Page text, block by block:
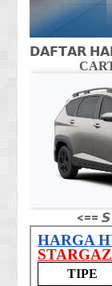
𝗗𝗔𝗙𝗧𝗔𝗥
<==